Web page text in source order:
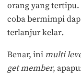
orang yang tertipu.
coba bermimpi
terlanjur kelar.
Benar, inimulti
get member,